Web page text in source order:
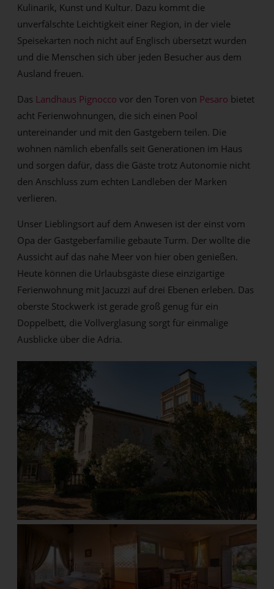
Kulinarik, Kunst und Kultur. Dazu kommt die
unverfälschte Leichtigkeit einer Region, in der viele
Speisekarten noch nicht auf Englisch übersetzt wurden
und die Menschen sich über jeden Besucher aus dem
Ausland freuen.
Das Landhaus Pignocco vor den Toren von Pesaro bietet
acht Ferienwohnungen, die sich einen Pool
untereinander und mit den Gastgebern teilen. Die
wohnen nämlich ebenfalls seit Generationen im Haus
und sorgen dafür, dass die Gäste trotz Autonomie nicht
den Anschluss zum echten Landleben der Marken
verlieren.
Unser Lieblingsort auf dem Anwesen ist der einst vom
Opa der Gastgeberfamilie gebaute Turm. Der wollte die
Aussicht auf das nahe Meer von hier oben genießen.
Heute können die Urlaubsgäste diese einzigartige
Ferienwohnung mit Jacuzzi auf drei Ebenen erleben. Das
oberste Stockwerk ist gerade groß genug für ein
Doppelbett, die Vollverglasung sorgt für einmalige
Ausblicke über die Adria.